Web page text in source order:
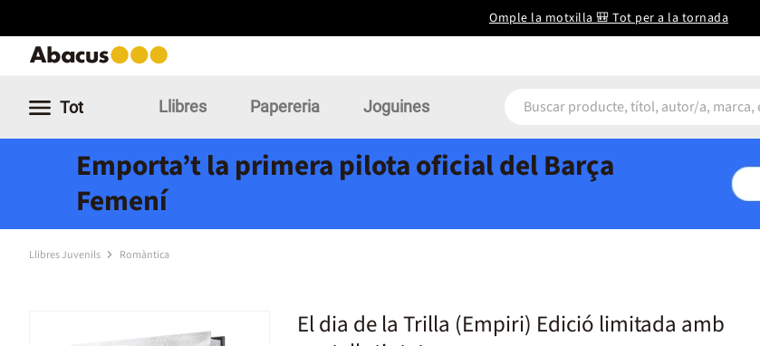
Omple la motxilla 🎒 Tot per a la tornada
Tot Llibres Papereria Joguines
Emporta’t la primera pilota oficial del Barça
Femení
Llibres Juvenils Romàntica
El dia de la Trilla (Empiri) Edició limitada amb